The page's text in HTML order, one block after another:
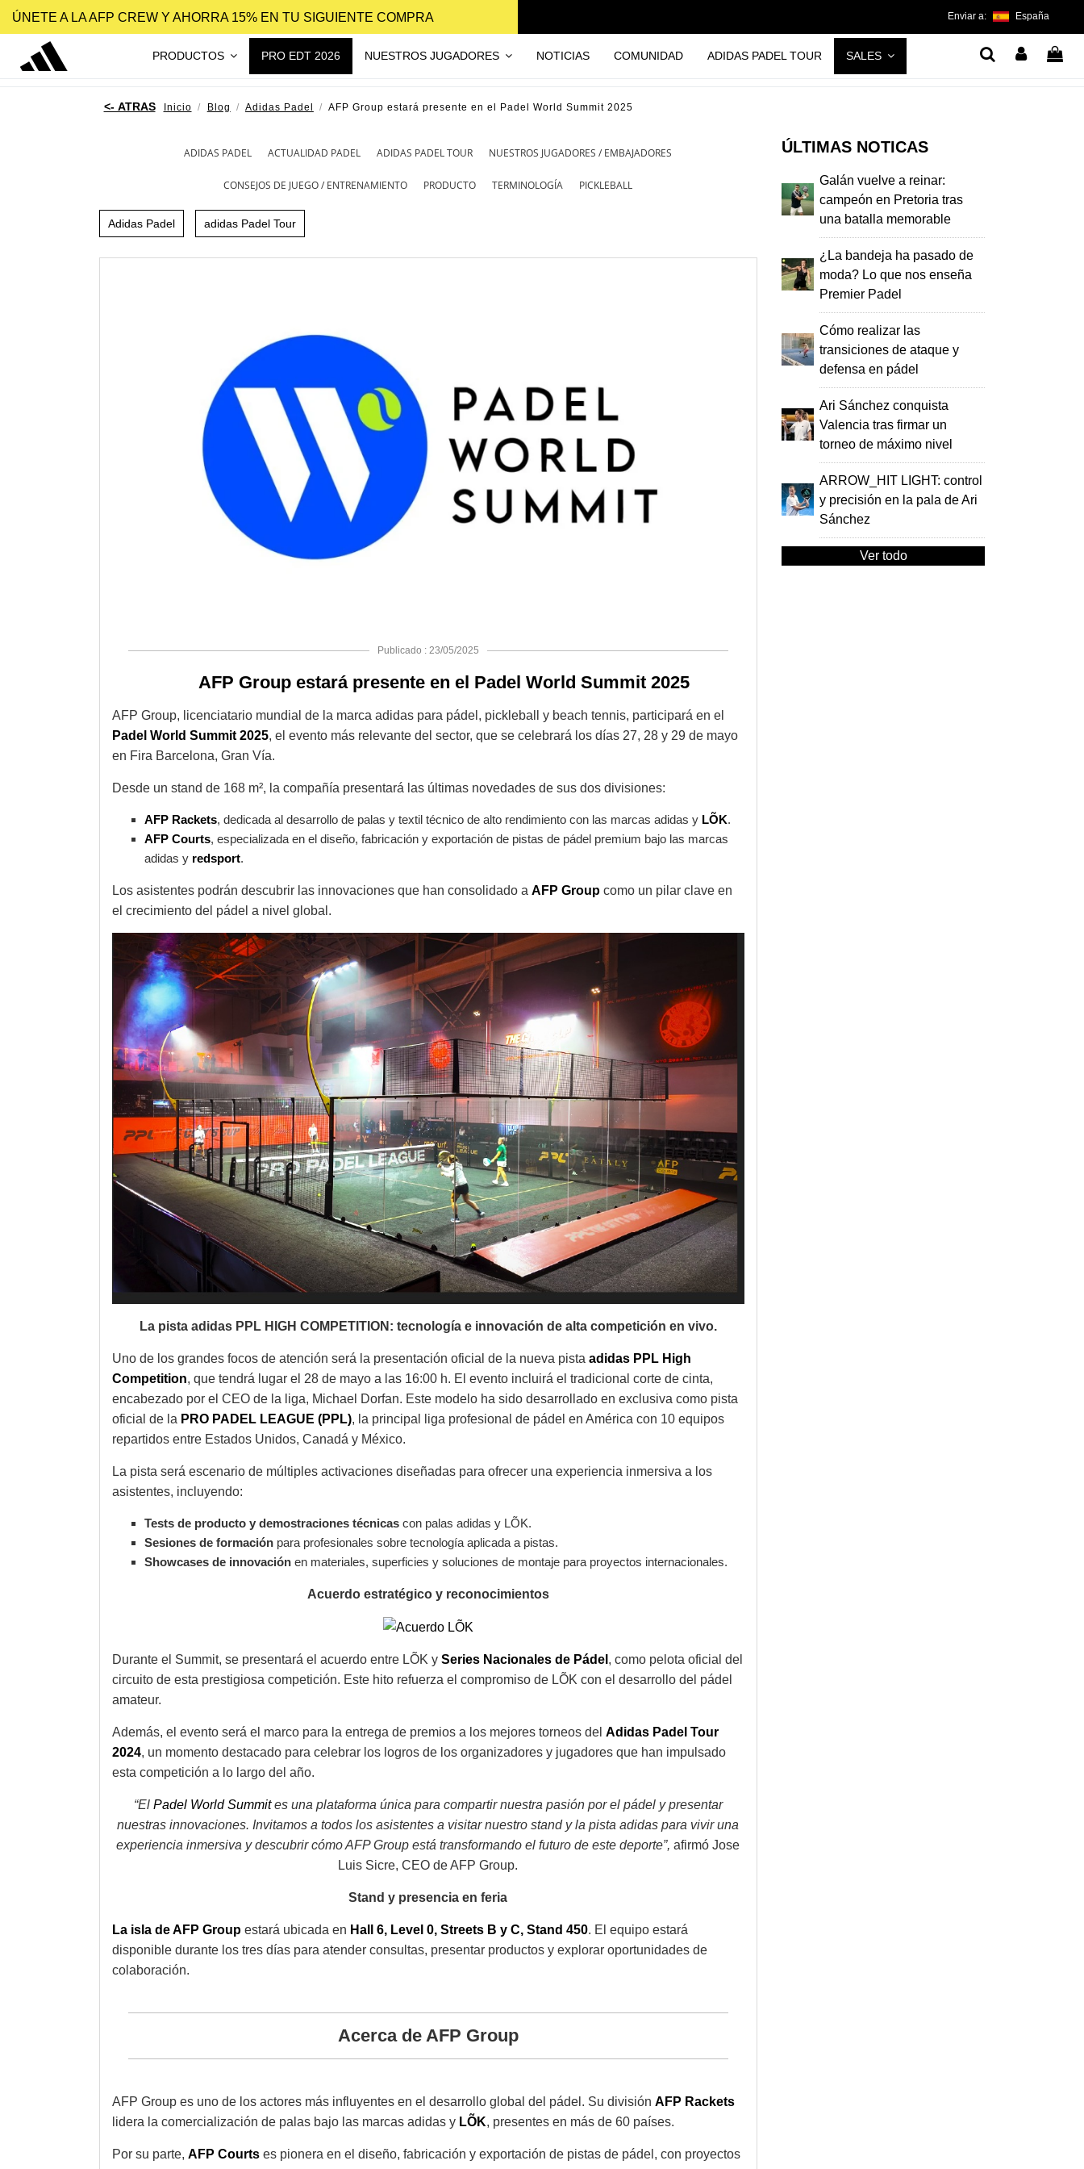
ÚNETE A LA AFP CREW Y AHORRA 15% EN TU SIGUIENTE COMPRA Enviar a: España
PRODUCTOS PRO EDT 2026 NUESTROS JUGADORES NOTICIAS COMUNIDAD ADIDAS PADEL TOUR SALES
Inicio Blog Adidas Padel AFP Group estará presente en el Padel World Summit 2025
ADIDAS PADEL ACTUALIDAD PADEL ADIDAS PADEL TOUR NUESTROS JUGADORES / EMBAJADORES
CONSEJOS DE JUEGO / ENTRENAMIENTO PRODUCTO TERMINOLOGÍA PICKLEBALL
Adidas Padel adidas Padel Tour
Publicado : 23/05/2025
AFP Group estará presente en el Padel World Summit 2025
AFP Group, licenciatario mundial de la marca adidas para pádel, pickleball y beach tennis, participará en el
Padel World Summit 2025, el evento más relevante del sector, que se celebrará los días 27, 28 y 29 de mayo
en Fira Barcelona, Gran Vía.
Desde un stand de 168 m², la compañía presentará las últimas novedades de sus dos divisiones:
AFP Rackets, dedicada al desarrollo de palas y textil técnico de alto rendimiento con las marcas adidas y LÕK.
AFP Courts, especializada en el diseño, fabricación y exportación de pistas de pádel premium bajo las marcas
adidas y redsport.
Los asistentes podrán descubrir las innovaciones que han consolidado a AFP Groupcomo un pilar clave en
el crecimiento del pádel a nivel global.
La pista adidas PPL HIGH COMPETITION: tecnología e innovación de alta competición en vivo.
Uno de los grandes focos de atención será la presentación oficial de la nueva pista adidas PPL High
Competition, que tendrá lugar el 28 de mayo a las 16:00 h. El evento incluirá el tradicional corte de cinta,
encabezado por el CEO de la liga, Michael Dorfan. Este modelo ha sido desarrollado en exclusiva como pista
oficial de la PRO PADEL LEAGUE (PPL), la principal liga profesional de pádel en América con 10 equipos
repartidos entre Estados Unidos, Canadá y México.
La pista será escenario de múltiples activaciones diseñadas para ofrecer una experiencia inmersiva a los
asistentes, incluyendo:
Tests de producto y demostraciones técnicascon palas adidas y LÕK.
Sesiones de formaciónpara profesionales sobre tecnología aplicada a pistas.
Showcases de innovaciónen materiales, superficies y soluciones de montaje para proyectos internacionales.
Acuerdo estratégico y reconocimientos
Durante el Summit, se presentará el acuerdo entre LÕK y Series Nacionales de Pádel , como pelota oficial del
circuito de esta prestigiosa competición. Este hito refuerza el compromiso de LÕK con el desarrollo del pádel
amateur.
Además, el evento será el marco para la entrega de premios a los mejores torneos del Adidas Padel Tour
2024, un momento destacado para celebrar los logros de los organizadores y jugadores que han impulsado
esta competición a lo largo del año.
“El Padel World Summites una plataforma única para compartir nuestra pasión por el pádel y presentar
nuestras innovaciones. Invitamos a todos los asistentes a visitar nuestro stand y la pista adidas para vivir una
experiencia inmersiva y descubrir cómo AFP Group está transformando el futuro de este deporte”, afirmó Jose
Luis Sicre, CEO de AFP Group.
Stand y presencia en feria
La isla de AFP Groupestará ubicada en Hall 6, Level 0, Streets B y C, Stand 450. El equipo estará
disponible durante los tres días para atender consultas, presentar productos y explorar oportunidades de
colaboración.
Acerca de AFP Group
AFP Group es uno de los actores más influyentes en el desarrollo global del pádel. Su división AFP Rackets
lidera la comercialización de palas bajo las marcas adidas y LÕK, presentes en más de 60 países.
Por su parte, AFP Courtses pionera en el diseño, fabricación y exportación de pistas de pádel, con proyectos
ÚLTIMAS NOTICAS
Galán vuelve a reinar:
campeón en Pretoria tras
una batalla memorable
¿La bandeja ha pasado de
moda? Lo que nos enseña
Premier Padel
Cómo realizar las
transiciones de ataque y
defensa en pádel
Ari Sánchez conquista
Valencia tras firmar un
torneo de máximo nivel
ARROW_HIT LIGHT: control
y precisión en la pala de Ari
Sánchez
Ver todo